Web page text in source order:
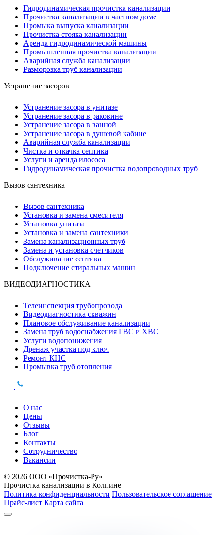
Гидродинамическая прочистка канализации
Прочистка канализации в частном доме
Промыка выпуска канализации
Прочистка стояка канализации
Аренда гидродинамической машины
Промышленная прочистка канализации
Аварийная служба канализации
Разморозка труб канализации
Устранение засоров
Устранение засора в унитазе
Устранение засора в раковине
Устранение засора в ванной
Устранение засора в душевой кабине
Аварийная служба канализации
Чистка и откачка септика
Услуги и аренда илососа
Гидродинамическая прочистка водопроводных труб
Вызов сантехника
Вызов сантехника
Установка и замена смесителя
Установка унитаза
Установка и замена сантехники
Замена канализационных труб
Замена и установка счетчиков
Обслуживание септика
Подключение стиральных машин
ВИДЕОДИАГНОСТИКА
Телеинспекция трубопровода
Видеодиагностика скважин
Плановое обслуживание канализации
Замена труб водоснабжения ГВС и ХВС
Услуги водопонижения
Дренаж участка под ключ
Ремонт КНС
Промывка труб отопления
О нас
Цены
Отзывы
Блог
Контакты
Сотрудничество
Вакансии
© 2026 ООО «Прочистка-Ру»
Прочистка канализации в Колпине
Политика конфиденциальности Пользовательское соглашение
Прайс-лист Карта сайта